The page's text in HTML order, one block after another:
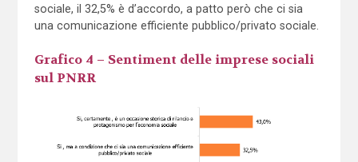
sociale, il 32,5% è d’accordo, a patto però che ci sia
una comunicazione efficiente pubblico/privato sociale.
Grafico 4 – Sentiment delle imprese sociali
sul PNRR